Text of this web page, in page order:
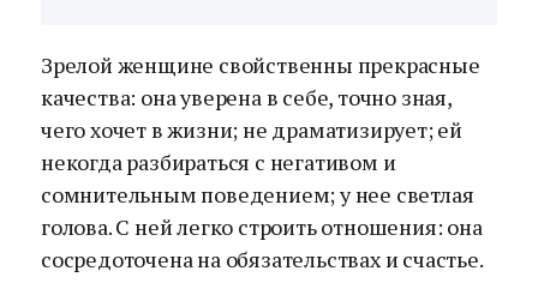
Зрелой женщине свойственны прекрасные
качества: она уверена в себе, точно зная,
чего хочет в жизни; не драматизирует; ей
некогда разбираться с негативом и
сомнительным поведением; у нее светлая
голова. С ней легко строить отношения: она
сосредоточена на обязательствах и счастье.